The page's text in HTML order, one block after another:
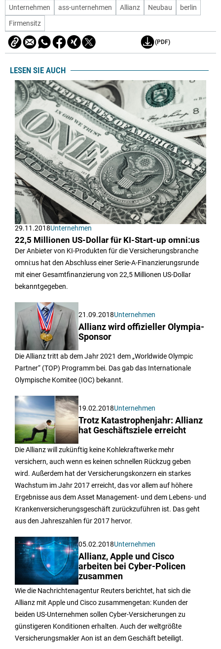
Unternehmen ass-unternehmen Allianz Neubau
berlin
Firmensitz
(PDF)
LESEN SIE AUCH
29.11.2018Unternehmen
22,5 Millionen US-Dollar für KI-Start-up omni:us
Der Anbieter von KI-Produkten für die Versicherungsbranche
omni:us hat den Abschluss einer Serie-A-Finanzierungsrunde
mit einer Gesamtfinanzierung von 22,5 Millionen US-Dollar
bekanntgegeben.
21.09.2018Unternehmen
Allianz wird offizieller Olympia-
Sponsor
Die Allianz tritt ab dem Jahr 2021 dem „Worldwide Olympic
Partner“ (TOP) Programm bei. Das gab das Internationale
Olympische Komitee (IOC) bekannt.
19.02.2018Unternehmen
Trotz Katastrophenjahr: Allianz
hat Geschäftsziele erreicht
Die Allianz will zukünftig keine Kohlekraftwerke mehr
versichern, auch wenn es keinen schnellen Rückzug geben
wird. Außerdem hat der Versicherungskonzern ein starkes
Wachstum im Jahr 2017 erreicht, das vor allem auf höhere
Ergebnisse aus dem Asset Management- und dem Lebens- und
Krankenversicherungsgeschäft zurückzuführen ist. Das geht
aus den Jahreszahlen für 2017 hervor.
05.02.2018Unternehmen
Allianz, Apple und Cisco
arbeiten bei Cyber-Policen
zusammen
Wie die Nachrichtenagentur Reuters berichtet, hat sich die
Allianz mit Apple und Cisco zusammengetan: Kunden der
beiden US-Unternehmen sollen Cyber-Versicherungen zu
günstigeren Konditionen erhalten. Auch der weltgrößte
Versicherungsmakler Aon ist an dem Geschäft beteiligt.